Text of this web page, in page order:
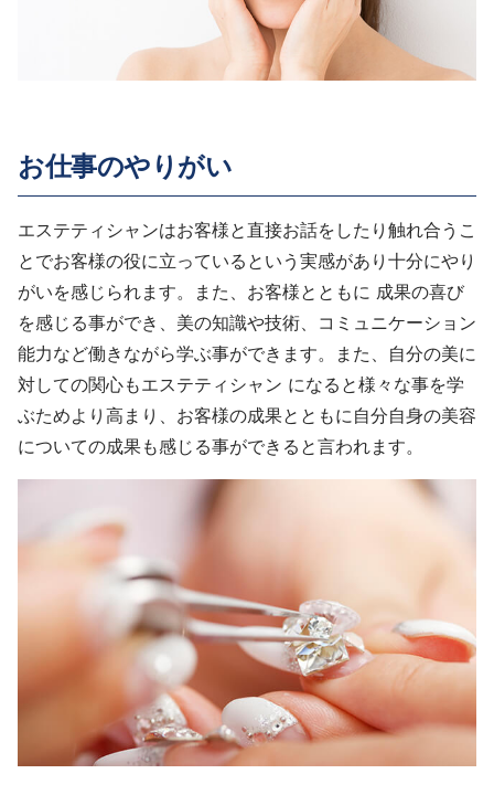
お仕事のやりがい
エステティシャンはお客様と直接お話をしたり触れ合うこ
とでお客様の役に立っているという実感があり十分にやり
がいを感じられます。また、お客様とともに 成果の喜び
を感じる事ができ、美の知識や技術、コミュニケーション
能力など働きながら学ぶ事ができます。また、自分の美に
対しての関心もエステティシャン になると様々な事を学
ぶためより高まり、お客様の成果とともに自分自身の美容
についての成果も感じる事ができると言われます。